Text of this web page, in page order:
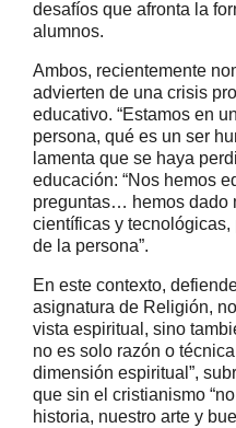
desafíos que afronta la
alumnos.
Ambos, recientemente
advierten de una crisis
educativo. “Estamos en
persona, qué es un ser
lamenta que se haya
educación: “Nos hemos
preguntas… hemos dado
científicas y
de la persona”.
En este contexto,
asignatura de Religión,
vista espiritual, sino
no es solo razón o
dimensión espiritual”,
que sin el cristianismo
historia, nuestro arte y